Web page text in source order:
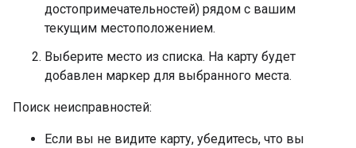
достопримечательностей) рядом с вашим
текущим местоположением.
Выберите место из списка. На карту будет
добавлен маркер для выбранного места.
Поиск неисправностей:
Если вы не видите карту, убедитесь, что вы